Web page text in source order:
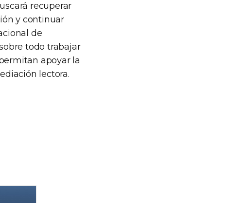
recuperar
y continuar
de
todo trabajar
apoyar la
lectora.